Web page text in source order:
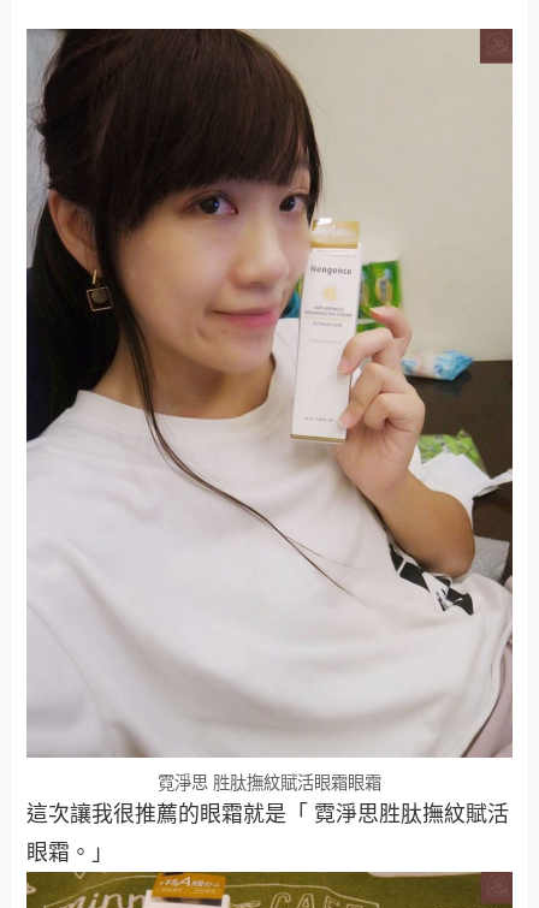
霓淨思 胜肽撫紋賦活眼霜眼霜
這次讓我很推薦的眼霜就是「 霓淨思胜肽撫紋賦活
眼霜。」